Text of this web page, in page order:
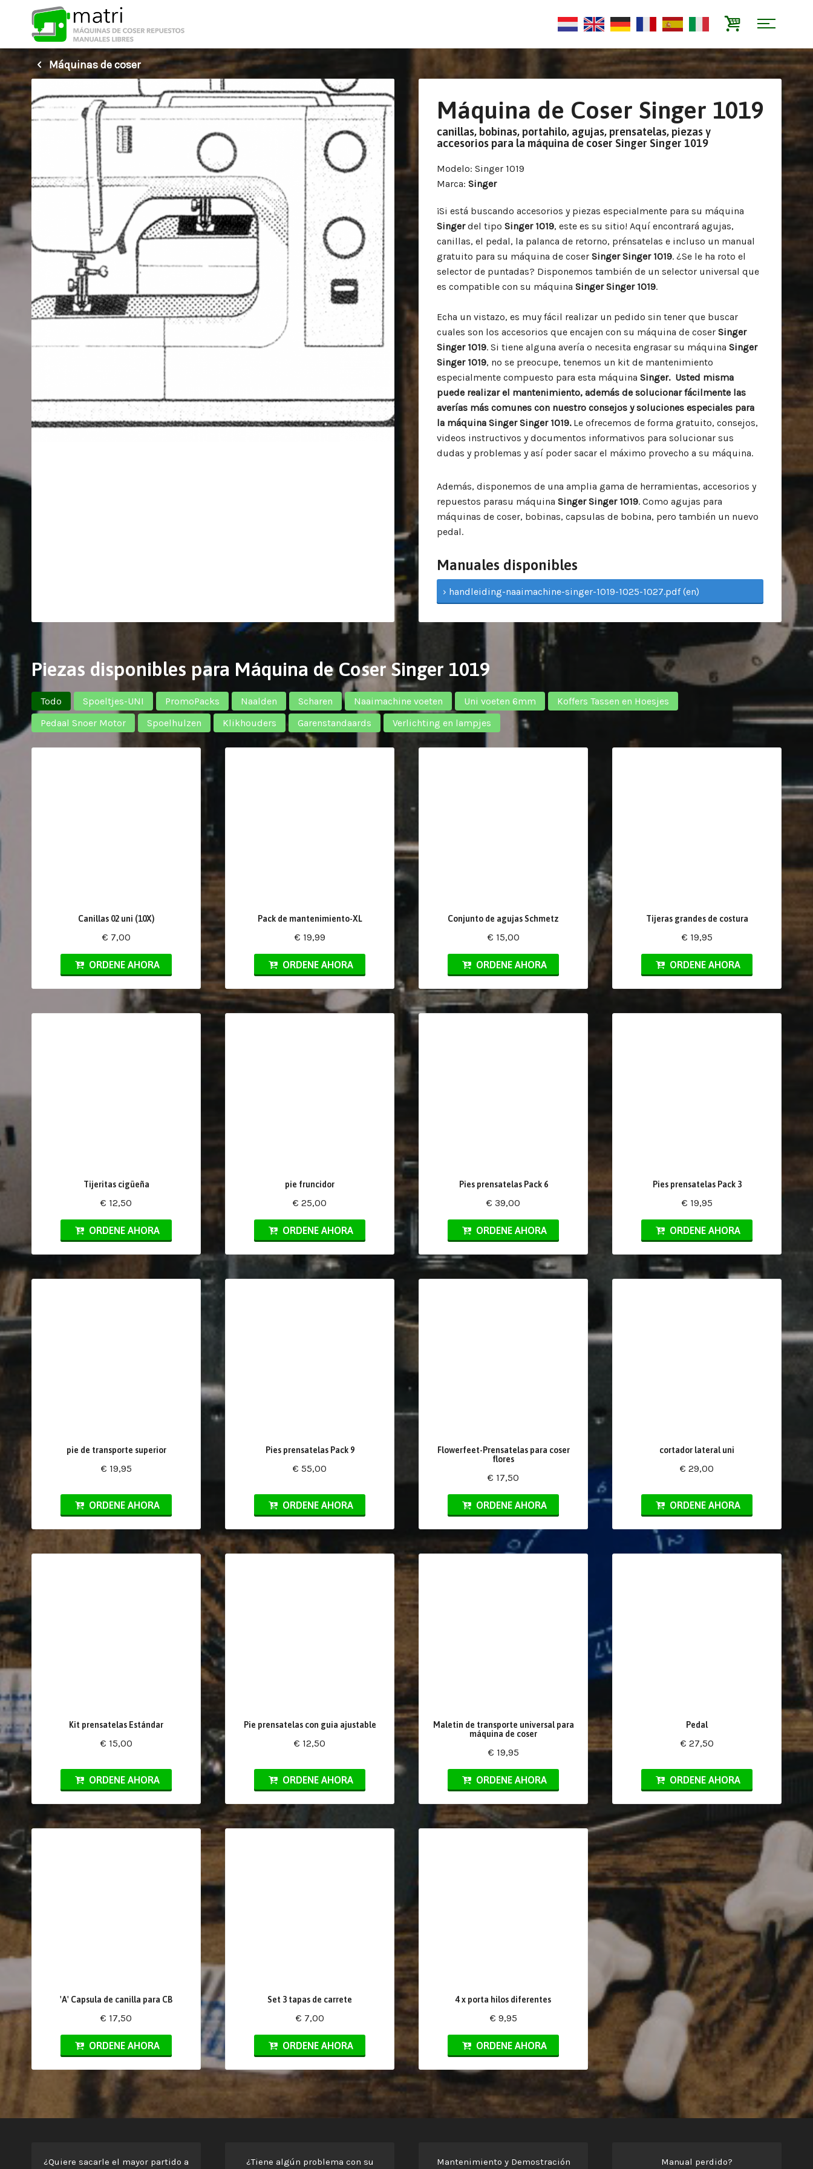
Máquinas de coser
Máquina de Coser Singer 1019
canillas, bobinas, portahilo, agujas, prensatelas, piezas y
accesorios para la máquina de coser Singer Singer 1019
Modelo: Singer 1019
Marca: Singer
¡Si está buscando accesorios y piezas especialmente para su máquina
Singerdel tipo Singer 1019, este es su sitio! Aquí encontrará agujas,
canillas, el pedal, la palanca de retorno, prénsatelas e incluso un manual
gratuito para su máquina de coser Singer Singer 1019. ¿Se le ha roto el
selector de puntadas? Disponemos también de un selector universal que
es compatible con su máquina Singer Singer 1019.
Echa un vistazo, es muy fácil realizar un pedido sin tener que buscar
cuales son los accesorios que encajen con su máquina de coser Singer
Singer 1019. Si tiene alguna avería o necesita engrasar su máquina Singer
Singer 1019, no se preocupe, tenemos un kit de mantenimiento
especialmente compuesto para esta máquina Singer. Usted misma
puede realizar el mantenimiento, además de solucionar fácilmente las
averías más comunes con nuestro consejos y soluciones especiales para
la máquina Singer Singer 1019.Le ofrecemos de forma gratuito, consejos,
videos instructivos y documentos informativos para solucionar sus
dudas y problemas y así poder sacar el máximo provecho a su máquina.
Además, disponemos de una amplia gama de herramientas, accesorios y
repuestos parasu máquina Singer Singer 1019. Como agujas para
máquinas de coser, bobinas, capsulas de bobina, pero también un nuevo
pedal.
Manuales disponibles
› handleiding-naaimachine-singer-1019-1025-1027.pdf (en)
Piezas disponibles para Máquina de Coser Singer 1019
Todo Spoeltjes-UNI PromoPacks Naalden Scharen Naaimachine voeten Uni voeten 6mm
Koffers Tassen en Hoesjes
Pedaal Snoer Motor
Spoelhulzen Klikhouders Garenstandaards Verlichting en lampjes
Canillas 02 uni (10X)
€ 7,00
ORDENE AHORA
Pack de mantenimiento-XL
€ 19,99
ORDENE AHORA
Conjunto de agujas Schmetz
€ 15,00
ORDENE AHORA
Tijeras grandes de costura
€ 19,95
ORDENE AHORA
Tijeritas cigüeña
€ 12,50
ORDENE AHORA
pie fruncidor
€ 25,00
ORDENE AHORA
Pies prensatelas Pack 6
€ 39,00
ORDENE AHORA
Pies prensatelas Pack 3
€ 19,95
ORDENE AHORA
pie de transporte superior
€ 19,95
ORDENE AHORA
Pies prensatelas Pack 9
€ 55,00
ORDENE AHORA
Flowerfeet-Prensatelas para coser
flores
€ 17,50
ORDENE AHORA
cortador lateral uni
€ 29,00
ORDENE AHORA
Kit prensatelas Estándar
€ 15,00
ORDENE AHORA
Pie prensatelas con guia ajustable
€ 12,50
ORDENE AHORA
Maletin de transporte universal para
máquina de coser
€ 19,95
ORDENE AHORA
Pedal
€ 27,50
ORDENE AHORA
'A' Capsula de canilla para CB
€ 17,50
ORDENE AHORA
Set 3 tapas de carrete
€ 7,00
ORDENE AHORA
4 x porta hilos diferentes
€ 9,95
ORDENE AHORA
¿Quiere sacarle el mayor partido a ¿Tiene algún problema con su Mantenimiento y Demostración Manual perdido?